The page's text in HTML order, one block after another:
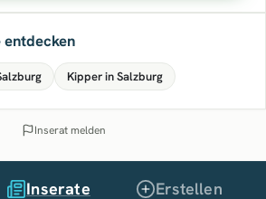
Kipper in Salzburg
Inserat melden
Inserate Erstellen